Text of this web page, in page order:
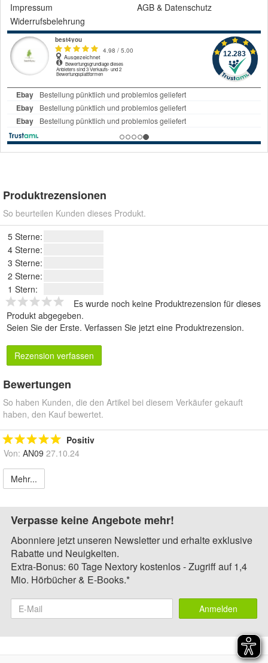
Impressum
AGB & Datenschutz
Widerrufsbelehrung
Produktrezensionen
So beurteilen Kunden dieses Produkt.
5 Sterne:
4 Sterne:
3 Sterne:
2 Sterne:
1 Stern:
Es wurde noch keine Produktrezension für dieses
Produkt abgegeben.
Seien Sie der Erste. Verfassen Sie jetzt eine Produktrezension.
Rezension verfassen
Bewertungen
So haben Kunden, die den Artikel bei diesem Verkäufer gekauft
haben, den Kauf bewertet.
Positiv
Von: AN09 27.10.24
Mehr...
Verpasse keine Angebote mehr!
Abonniere jetzt unseren Newsletter und erhalte exklusive
Rabatte und Neuigkeiten.
Extra-Bonus: 60 Tage Nextory kostenlos - Zugriff auf 1,4
Mio. Hörbücher & E-Books.*
Anmelden